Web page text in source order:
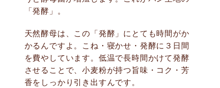
「発酵」。
天然酵母は、この「発酵」にとても時間がか
かるんですよ。こね・寝かせ・発酵に３日間
を費やしています。低温で長時間かけて発酵
させることで、小麦粉が持つ旨味・コク・芳
香をしっかり引き出すんです。